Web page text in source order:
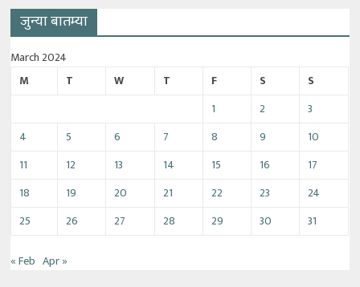
जुन्या बातम्या
March 2024
M
T W T F S
S
1
2
3
4
5 6 7 8 9
10
11
12 13 14 15 16
17
18
19 20 21 22 23
24
25
26 27 28 29 30 31
« Feb Apr »